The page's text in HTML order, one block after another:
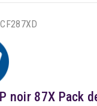
CF287XD
noir 87X Pack